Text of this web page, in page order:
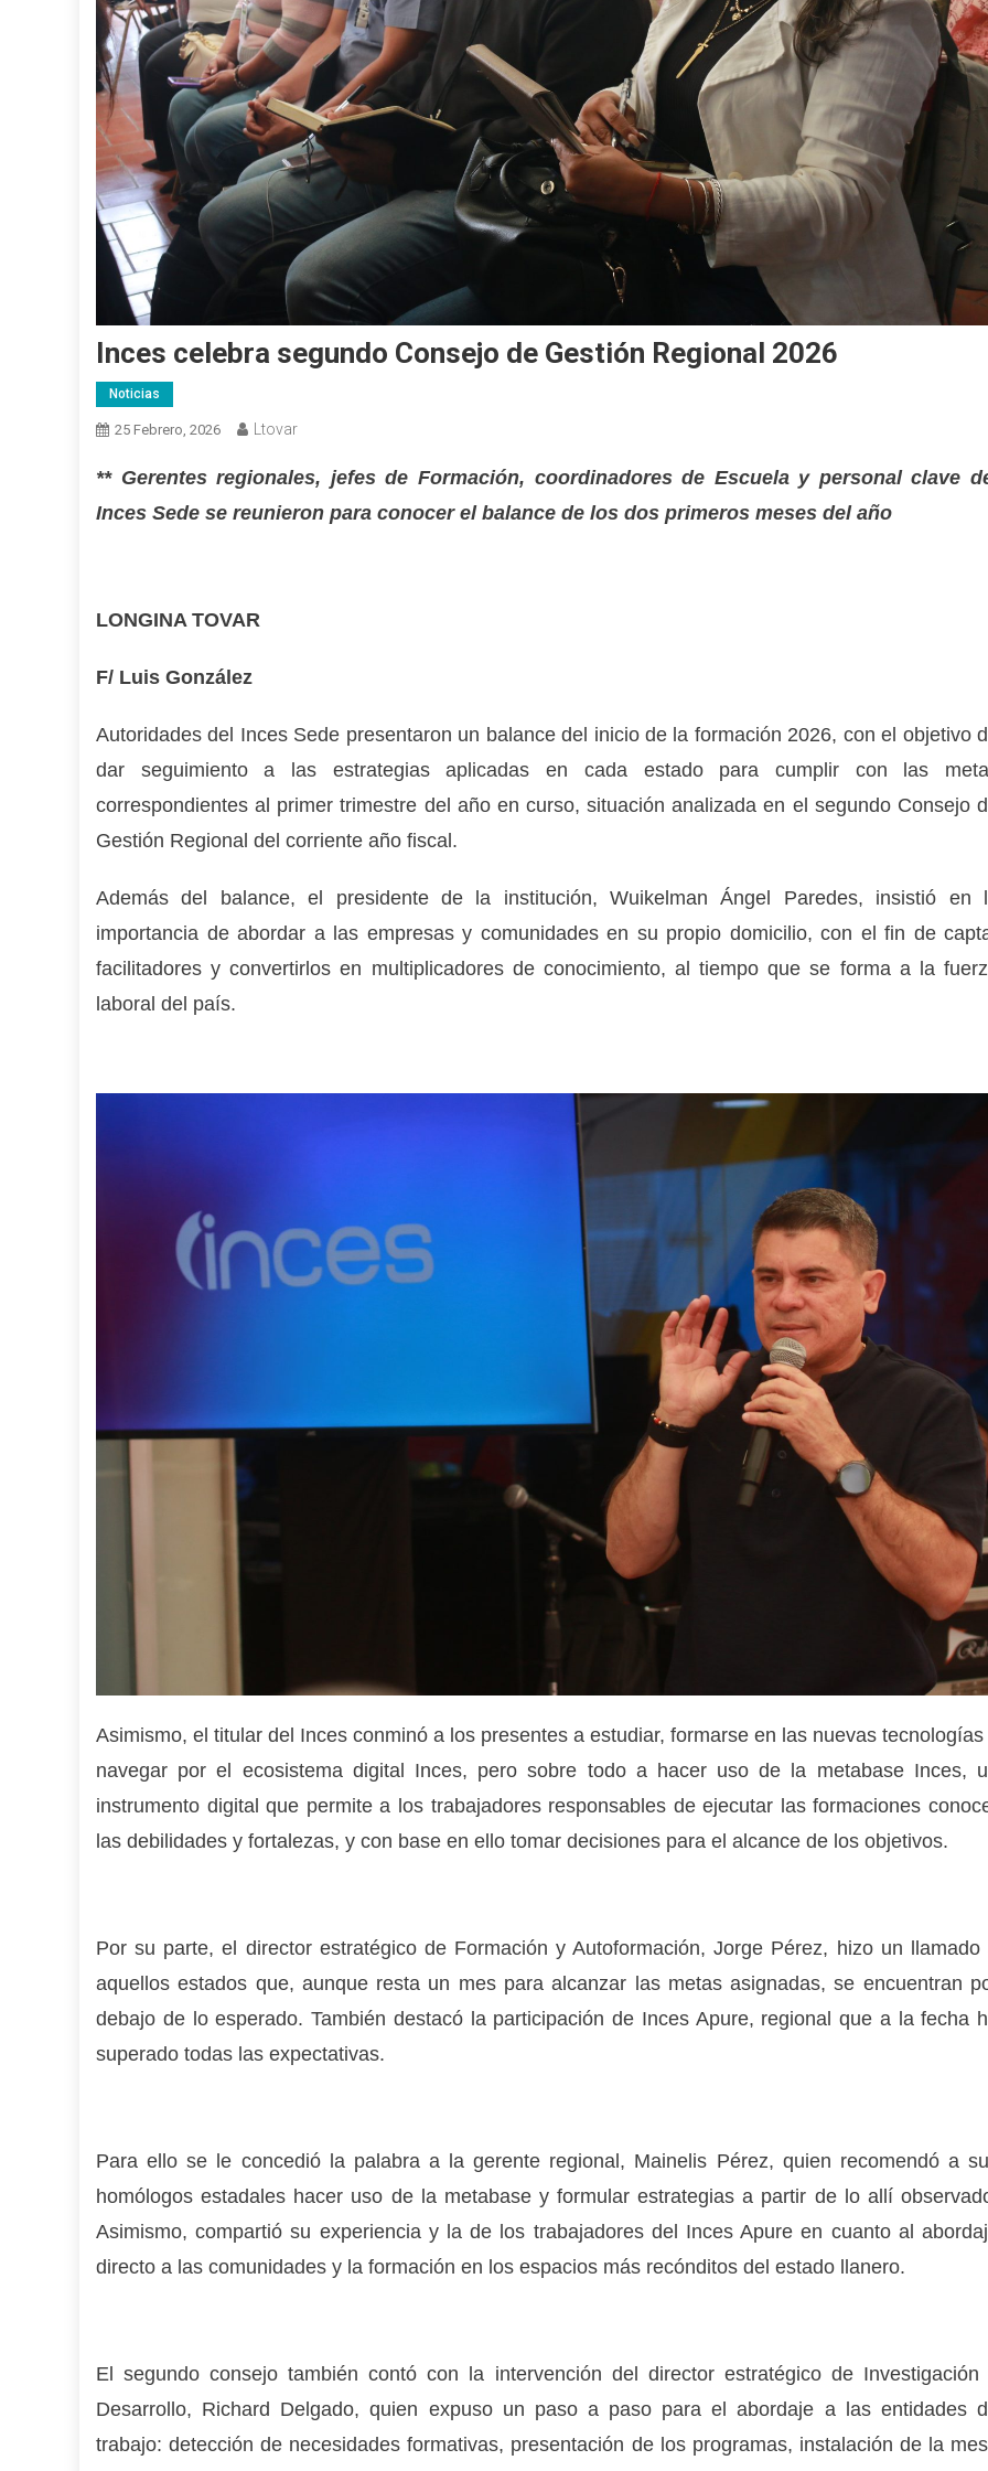
Inces celebra segundo Consejo de Gestión Regional 2026
Noticias
25 Febrero, 2026 Ltovar
** Gerentes regionales, jefes de Formación, coordinadores de Escuela y personal clave
Inces Sede se reunieron para conocer el balance de los dos primeros meses del año
LONGINA TOVAR
F/ Luis González
Autoridades del Inces Sede presentaron un balance del inicio de la formación 2026, con el objetivo
dar seguimiento a las estrategias aplicadas en cada estado para cumplir con las
correspondientes al primer trimestre del año en curso, situación analizada en el segundo Consejo
Gestión Regional del corriente año fiscal.
Además del balance, el presidente de la institución, Wuikelman Ángel Paredes, insistió en
importancia de abordar a las empresas y comunidades en su propio domicilio, con el fin de
facilitadores y convertirlos en multiplicadores de conocimiento, al tiempo que se forma a la
laboral del país.
Asimismo, el titular del Inces conminó a los presentes a estudiar, formarse en las nuevas tecnologías
navegar por el ecosistema digital Inces, pero sobre todo a hacer uso de la metabase Inces,
instrumento digital que permite a los trabajadores responsables de ejecutar las formaciones
las debilidades y fortalezas, y con base en ello tomar decisiones para el alcance de los objetivos.
Por su parte, el director estratégico de Formación y Autoformación, Jorge Pérez, hizo un llamado
aquellos estados que, aunque resta un mes para alcanzar las metas asignadas, se encuentran
debajo de lo esperado. También destacó la participación de Inces Apure, regional que a la fecha
superado todas las expectativas.
Para ello se le concedió la palabra a la gerente regional, Mainelis Pérez, quien recomendó a
homólogos estadales hacer uso de la metabase y formular estrategias a partir de lo allí
Asimismo, compartió su experiencia y la de los trabajadores del Inces Apure en cuanto al
directo a las comunidades y la formación en los espacios más recónditos del estado llanero.
El segundo consejo también contó con la intervención del director estratégico de Investigación
Desarrollo, Richard Delgado, quien expuso un paso a paso para el abordaje a las entidades
trabajo: detección de necesidades formativas, presentación de los programas, instalación de la